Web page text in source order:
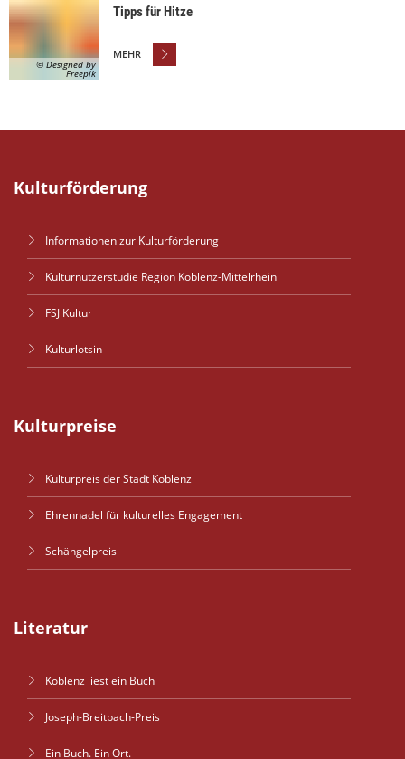
© Designed by
Freepik
Tipps für Hitze
MEHR
Kulturförderung
Informationen zur Kulturförderung
Kulturnutzerstudie Region Koblenz-Mittelrhein
FSJ Kultur
Kulturlotsin
Kulturpreise
Kulturpreis der Stadt Koblenz
Ehrennadel für kulturelles Engagement
Schängelpreis
Literatur
Koblenz liest ein Buch
Joseph-Breitbach-Preis
Ein Buch. Ein Ort.